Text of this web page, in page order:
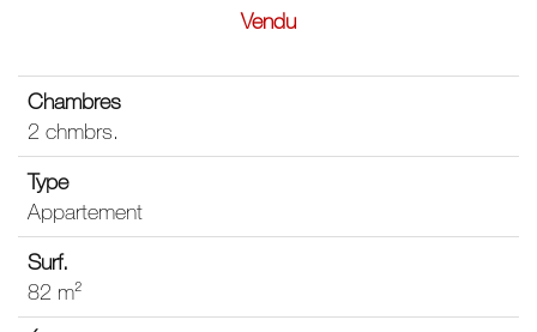
Vendu
2 chmbrs.
Appartement
82 m²